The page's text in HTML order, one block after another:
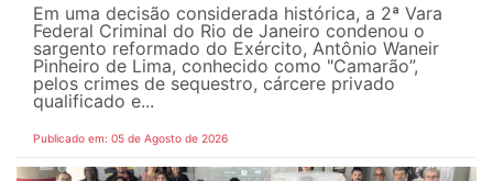
Em uma decisão considerada histórica, a 2ª Vara
Federal Criminal do Rio de Janeiro condenou o
sargento reformado do Exército, Antônio Waneir
Pinheiro de Lima, conhecido como "Camarão”,
pelos crimes de sequestro, cárcere privado
qualificado e...
Publicado em: 05 de Agosto de 2026